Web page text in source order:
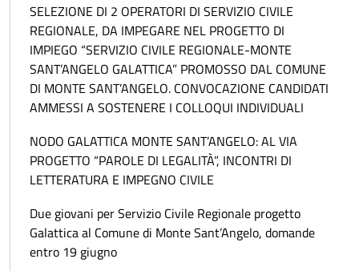
SELEZIONE DI 2 OPERATORI DI SERVIZIO CIVILE
REGIONALE, DA IMPEGARE NEL PROGETTO DI
IMPIEGO “SERVIZIO CIVILE REGIONALE-MONTE
SANT’ANGELO GALATTICA” PROMOSSO DAL COMUNE
DI MONTE SANT’ANGELO. CONVOCAZIONE CANDIDATI
AMMESSI A SOSTENERE I COLLOQUI INDIVIDUALI
NODO GALATTICA MONTE SANT’ANGELO: AL VIA
PROGETTO “PAROLE DI LEGALITÀ”, INCONTRI DI
LETTERATURA E IMPEGNO CIVILE
Due giovani per Servizio Civile Regionale progetto
Galattica al Comune di Monte Sant’Angelo, domande
entro 19 giugno